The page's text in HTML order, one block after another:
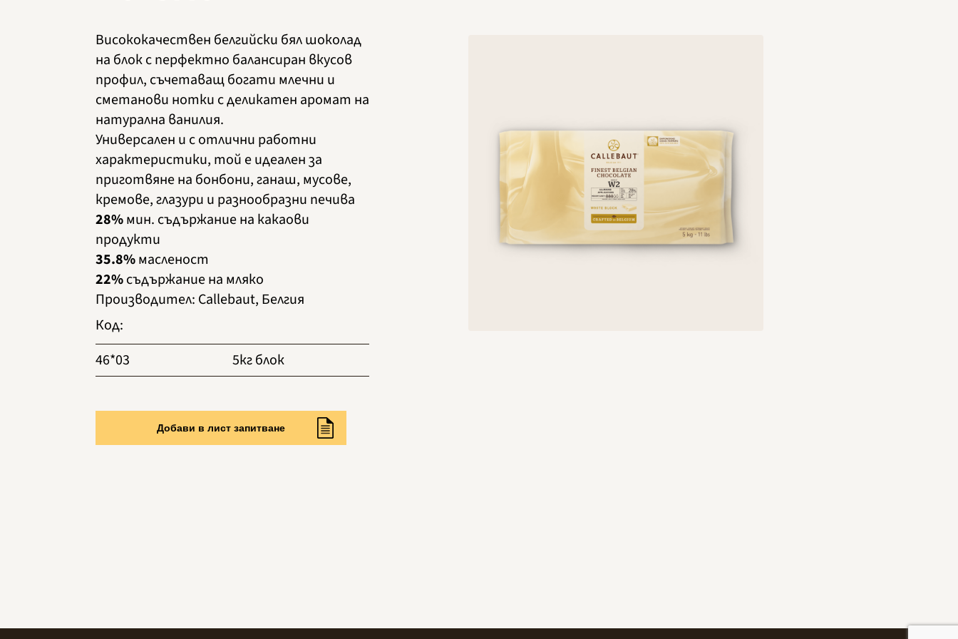
Висококачествен белгийски бял шоколад
на блок с перфектно балансиран вкусов
профил, съчетаващ богати млечни и
сметанови нотки с деликатен аромат на
натурална ванилия.
Универсален и с отлични работни
характеристики, той е идеален за
приготвяне на бонбони, ганаш, мусове,
кремове, глазури и разнообразни печива
28%мин. съдържание на какаови
продукти
35.8%масленост
22%съдържание на мляко
Производител: Callebaut, Белгия
Код:
46*03
5кг блок
Добави в лист запитване